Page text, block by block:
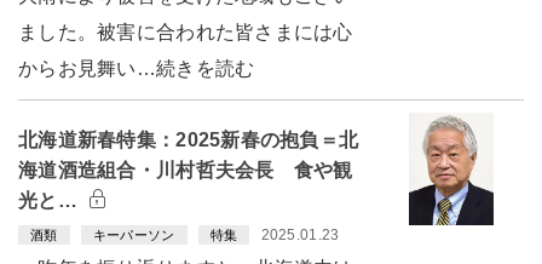
ました。被害に合われた皆さまには心
からお見舞い…続きを読む
北海道新春特集：2025新春の抱負＝北
海道酒造組合・川村哲夫会長 食や観
光と…
酒類 キーパーソン 特集 2025.01.23